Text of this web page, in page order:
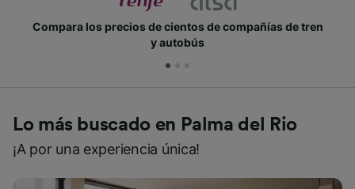
Únete a los millones de personas que usan Trainline
cada día
Lo más buscado en Palma del Rio
¡A por una experiencia única!